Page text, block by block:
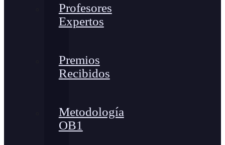
Profesores
Expertos
Premios
Recibidos
Metodología
OB1